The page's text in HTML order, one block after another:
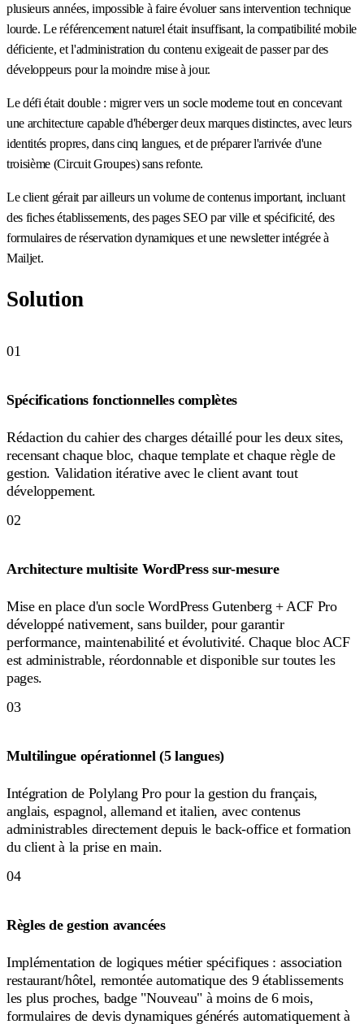
plusieurs années, impossible à faire évoluer sans intervention technique
lourde. Le référencement naturel était insuffisant, la compatibilité mobile
déficiente, et l'administration du contenu exigeait de passer par des
développeurs pour la moindre mise à jour.
Le défi était double : migrer vers un socle moderne tout en concevant
une architecture capable d'héberger deux marques distinctes, avec leurs
identités propres, dans cinq langues, et de préparer l'arrivée d'une
troisième (Circuit Groupes) sans refonte.
Le client gérait par ailleurs un volume de contenus important, incluant
des fiches établissements, des pages SEO par ville et spécificité, des
formulaires de réservation dynamiques et une newsletter intégrée à
Mailjet.
Solution
01
Spécifications fonctionnelles complètes
Rédaction du cahier des charges détaillé pour les deux sites,
recensant chaque bloc, chaque template et chaque règle de
gestion. Validation itérative avec le client avant tout
développement.
02
Architecture multisite WordPress sur-mesure
Mise en place d'un socle WordPress Gutenberg + ACF Pro
développé nativement, sans builder, pour garantir
performance, maintenabilité et évolutivité. Chaque bloc ACF
est administrable, réordonnable et disponible sur toutes les
pages.
03
Multilingue opérationnel (5 langues)
Intégration de Polylang Pro pour la gestion du français,
anglais, espagnol, allemand et italien, avec contenus
administrables directement depuis le back-office et formation
du client à la prise en main.
04
Règles de gestion avancées
Implémentation de logiques métier spécifiques : association
restaurant/hôtel, remontée automatique des 9 établissements
les plus proches, badge "Nouveau" à moins de 6 mois,
formulaires de devis dynamiques générés automatiquement à